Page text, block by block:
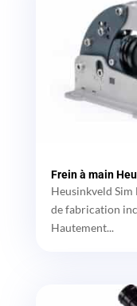
Frein à main
Heusinkveld
de fabrication
Hautement...